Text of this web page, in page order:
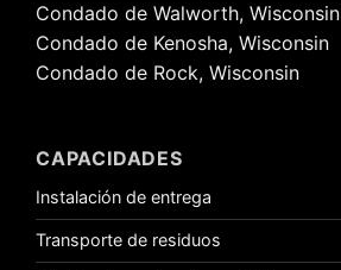
Condado de Walworth, Wisconsin
Condado de Kenosha, Wisconsin
Condado de Rock, Wisconsin
CAPACIDADES
Instalación de entrega
Transporte de residuos